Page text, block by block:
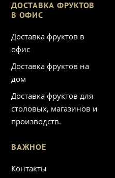
ДОСТАВКА ФРУКТОВ
В ОФИС
Доставка фруктов в
офис
Доставка фруктов на
дом
Доставка фруктов для
столовых, магазинов и
производств.
ВАЖНОЕ
Контакты